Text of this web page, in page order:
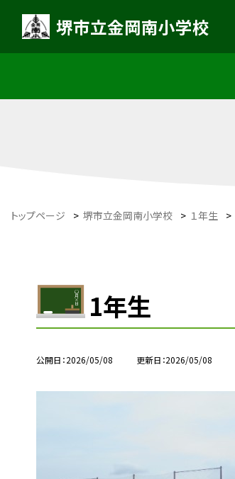
堺市立金岡南小学校
トップページ > 堺市立金岡南小学校 > １年生 >
1年生
公開日 2026/05/08 更新日 2026/05/08